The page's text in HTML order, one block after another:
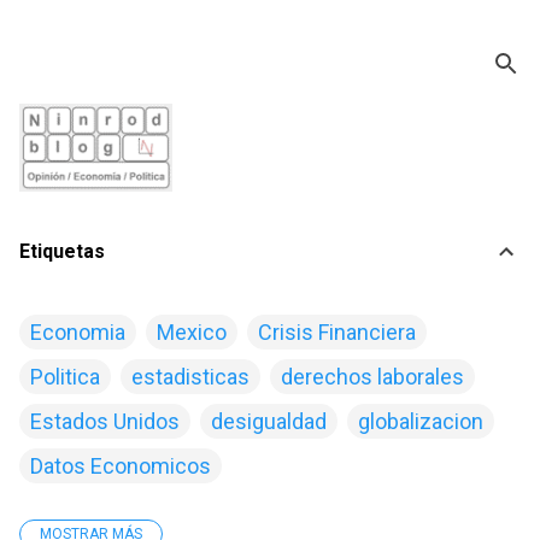
Etiquetas
Economia Mexico
Crisis Financiera
Politica
estadisticas
derechos laborales
Estados Unidos
desigualdad
globalizacion
Datos Economicos
MOSTRAR MÁS